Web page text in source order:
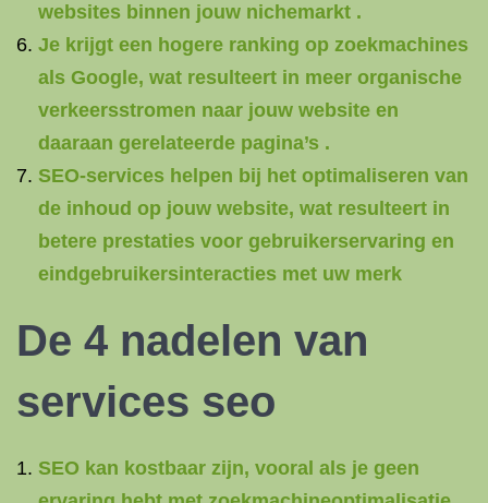
websites binnen jouw nichemarkt .
Je krijgt een hogere ranking op zoekmachines
als Google, wat resulteert in meer organische
verkeersstromen naar jouw website en
daaraan gerelateerde pagina’s .
SEO-services helpen bij het optimaliseren van
de inhoud op jouw website, wat resulteert in
betere prestaties voor gebruikerservaring en
eindgebruikersinteracties met uw merk
De 4 nadelen van
services seo
SEO kan kostbaar zijn, vooral als je geen